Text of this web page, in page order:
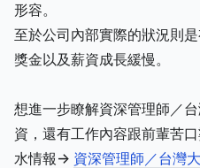
形容。
至於公司內部實際的狀況則
獎金以及薪資成長緩慢。
想進一步瞭解資深管理師／
資，還有工作內容跟前輩苦
水情報-> 資深管理師／台灣